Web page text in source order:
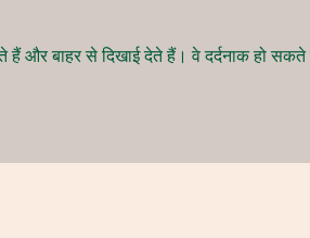
हैं और बाहर से दिखाई देते हैं। वे दर्दनाक हो